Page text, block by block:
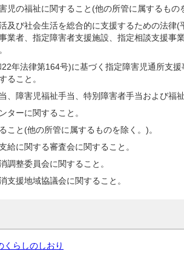
児の福祉に関すること(他の所管に属するもの
及び社会生活を総合的に支援するための法律
業者、指定障害者支援施設、指定相談支援事
22年法律第164号)に基づく指定障害児通所支
ること。
、障害児福祉手当、特別障害者手当および福
ターに関すること。
こと(他の所管に属するものを除く。)。
給に関する審査会に関すること。
調整委員会に関すること。
支援地域協議会に関すること。
くらしのしおり